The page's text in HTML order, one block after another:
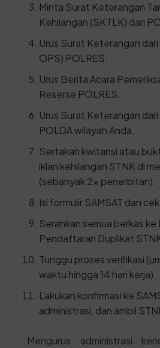
Minta Surat Keterangan
Kehilangan (SKTLK) dari
Urus Surat Keterangan
OPS) POLRES.
Urus Berita Acara
Reserse POLRES.
Urus Surat Keterangan
POLDA wilayah Anda.
Sertakan kwitansi atau
iklan kehilangan STNK di
(sebanyak 2x penerbitan).
Isi formulir SAMSAT dan
Serahkan semua berkas
Pendaftaran Duplikat
Tunggu proses verifikasi
waktu hingga 14 hari kerja).
Lakukan konfirmasi ke
administrasi, dan ambil
Mengurus administrasi